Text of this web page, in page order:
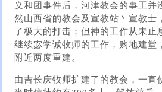
义和团事件后，河津教会的事工并
然山西省的教会及宣教站丶宣教士
了极大的打击；但神的工作从未止
继续宓学诚牧师的工作，购地建堂
附近两度重建。
由吉长庆牧师扩建了的教会，一直